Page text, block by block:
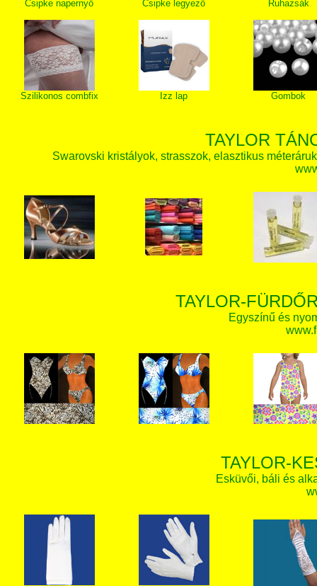
Csipke napernyő Csipke legyező Ruhazsák
Szilikonos combfix Izz lap Gombok
TAYLOR
Swarovski kristályok, strasszok, elasztikus
TAYLOR-
Egyszínű és
TAYLOR-
Esküvői, báli és